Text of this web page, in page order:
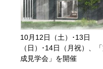
10月12日（土）･13日
（日）･14日（月祝）、
成見学会」を開催